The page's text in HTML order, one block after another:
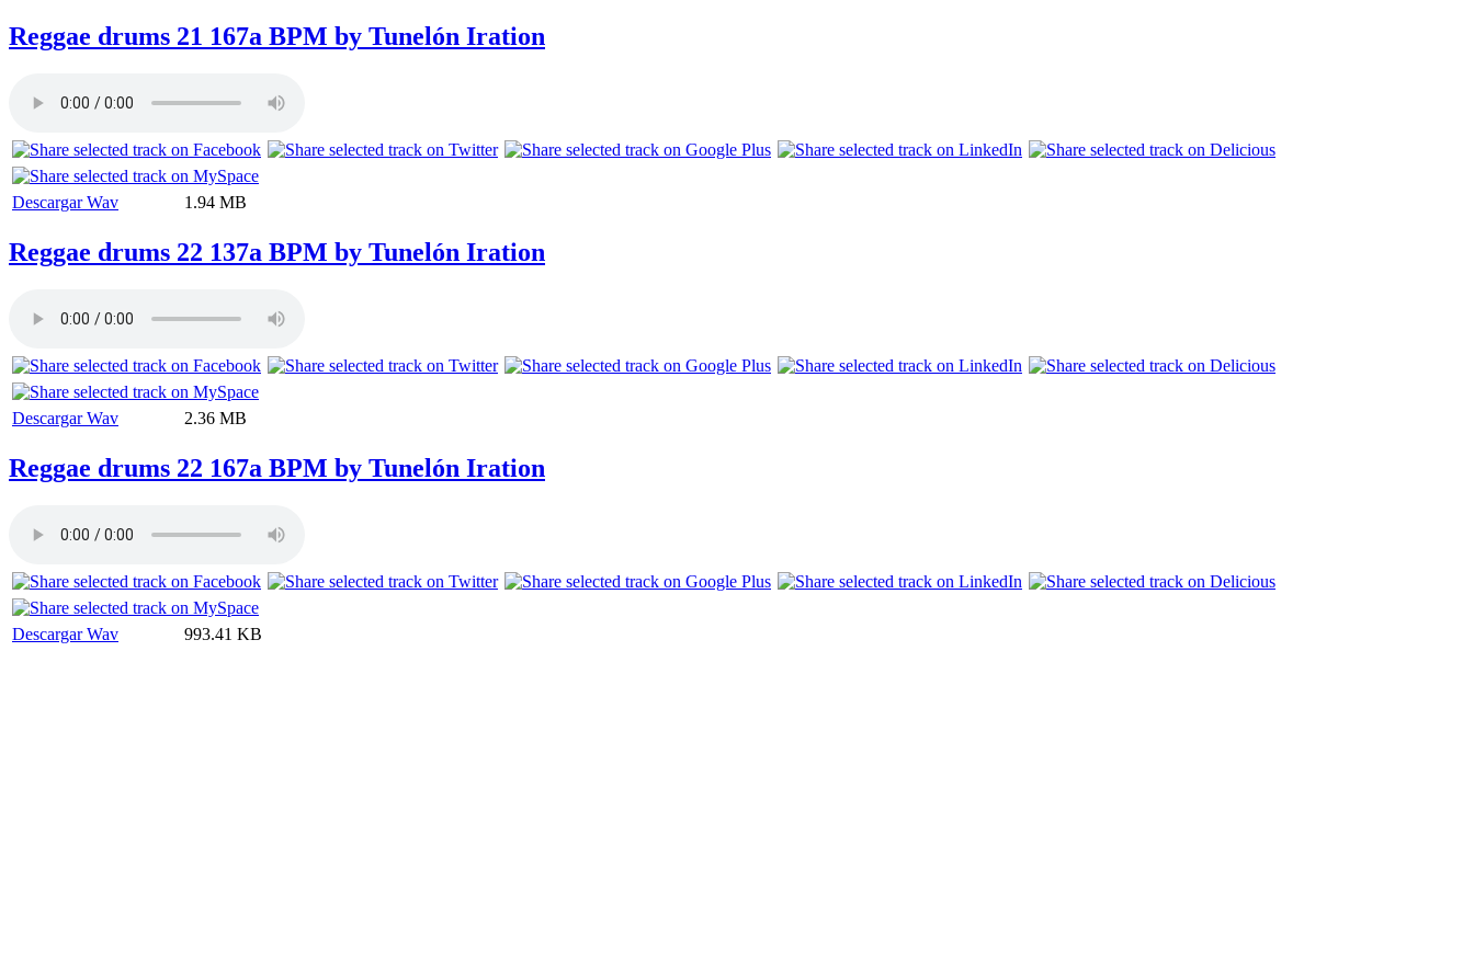
Reggae drums 21 167a BPM by Tunelón Iration
Descargar Wav 1.94 MB
Reggae drums 22 137a BPM by Tunelón Iration
Descargar Wav 2.36 MB
Reggae drums 22 167a BPM by Tunelón Iration
Descargar Wav 993.41 KB